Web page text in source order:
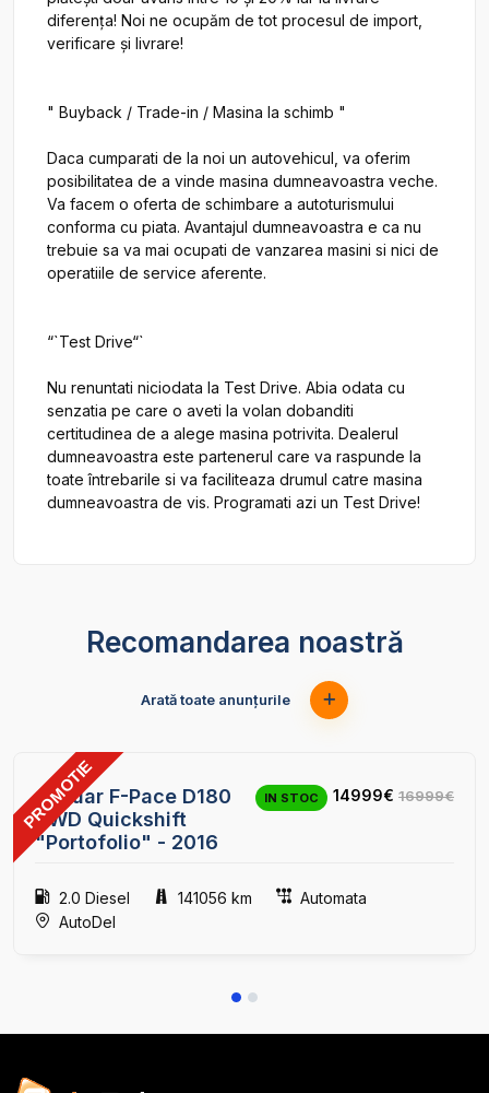
diferența! Noi ne ocupăm de tot procesul de import,
verificare și livrare!
" Buyback / Trade-in / Masina la schimb "
Daca cumparati de la noi un autovehicul, va oferim
posibilitatea de a vinde masina dumneavoastra veche.
Va facem o oferta de schimbare a autoturismului
conforma cu piata. Avantajul dumneavoastra e ca nu
trebuie sa va mai ocupati de vanzarea masini si nici de
operatiile de service aferente.
“`Test Drive“`
Nu renuntati niciodata la Test Drive. Abia odata cu
senzatia pe care o aveti la volan dobanditi
certitudinea de a alege masina potrivita. Dealerul
dumneavoastra este partenerul care va raspunde la
toate întrebarile si va faciliteaza drumul catre masina
Recomandarea noastră
Arată toate anunțurile
PROMOTIE
24
14999€ 16999€
IN STOC
Jaguar F-Pace D180
AWD Quickshift
"Portofolio" - 2016
2.0 Diesel 141056 km
Automata
AutoDel